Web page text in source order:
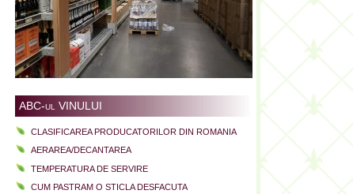
ABC-ul VINULUI
CLASIFICAREA PRODUCATORILOR DIN ROMANIA
AERAREA/DECANTAREA
TEMPERATURA DE SERVIRE
CUM PASTRAM O STICLA DESFACUTA